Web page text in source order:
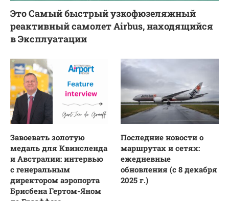
Это Самый быстрый узкофюзеляжный
реактивный самолет Airbus, находящийся
в Эксплуатации
Завоевать золотую
медаль для Квинсленда
и Австралии: интервью
с генеральным
директором аэропорта
Брисбена Гертом-Яном
Последние новости о
маршрутах и сетях:
ежедневные
обновления (с 8 декабря
2025 г.)